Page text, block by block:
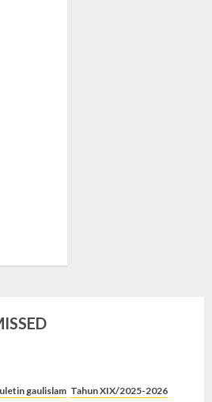
gaulislam Tahun XIX/2025-2026